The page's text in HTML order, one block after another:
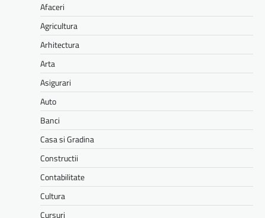
Afaceri
Agricultura
Arhitectura
Arta
Asigurari
Auto
Banci
Casa si Gradina
Constructii
Contabilitate
Cultura
Cursuri